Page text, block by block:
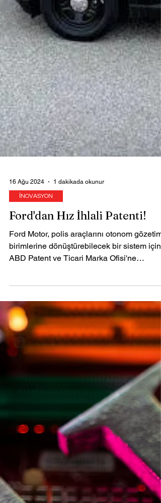
16 Ağu 2024
İNOVASYON
Ford'dan Hız İhlali Patenti!
Ford Motor, polis araçlarını otonom gözetim
birimlerine dönüştürebilecek bir sistem için
başvurdu.